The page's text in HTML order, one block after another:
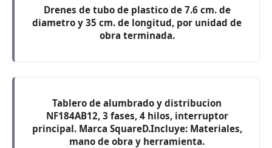
Drenes de tubo de plastico de 7.6 cm. de
diametro y 35 cm. de longitud, por unidad de
obra terminada.
Tablero de alumbrado y distribucion
NF184AB12, 3 fases, 4 hilos, interruptor
principal. Marca SquareD.Incluye: Materiales,
mano de obra y herramienta.